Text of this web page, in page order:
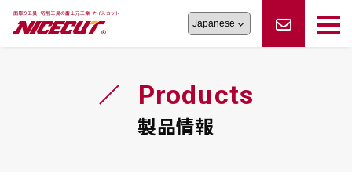
旋盤工具シリーズ
シリーズ
オーダー品依頼
フェイス・ショルダーシリーズかんたんオーダー
トラブルシューティング
ロックピンの逆ジメに注意
Products
製品情報